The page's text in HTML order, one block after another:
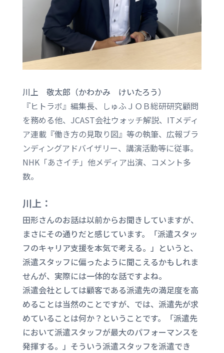
川上 敬太郎（かわかみ けいたろう）
『ヒトラボ』編集長、しゅふＪＯＢ総研研究顧問
を務める他、JCAST会社ウォッチ解説、ITメディ
ア連載『働き方の見取り図』等の執筆、広報ブラ
ンディングアドバイザリー、講演活動等に従事。
NHK「あさイチ」他メディア出演、コメント多
数。
川上：
田形さんのお話は以前からお聞きしていますが、
まさにその通りだと感じています。「派遣スタッ
フのキャリア支援を本気で考える。」というと、
派遣スタッフに偏ったように聞こえるかもしれま
せんが、実際には一体的な話ですよね。
派遣会社としては顧客である派遣先の満足度を高
めることは当然のことですが、では、派遣先が求
めていることは何か？ということです。「派遣先
において派遣スタッフが最大のパフォーマンスを
発揮する。」そういう派遣スタッフを派遣でき